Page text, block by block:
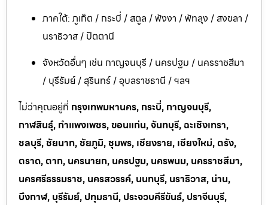
ภาคใต้: ภูเก็ต / กระบี่ / สตูล / พังงา / พัทลุง / สงขลา /
นราธิวาส / ปัตตานี
จังหวัดอื่นๆ เช่น กาญจนบุรี / นครปฐม / นครราชสีมา
/ บุรีรัมย์ / สุรินทร์ / อุบลราชธานี / ฯลฯ
ไม่ว่าคุณอยู่ที่ กรุงเทพมหานคร, กระบี่, กาญจนบุรี,
กาฬสินธุ์, กำแพงเพชร, ขอนแก่น, จันทบุรี, ฉะเชิงเทรา,
ชลบุรี, ชัยนาท, ชัยภูมิ, ชุมพร, เชียงราย, เชียงใหม่, ตรัง,
ตราด, ตาก, นครนายก, นครปฐม, นครพนม, นครราชสีมา,
นครศรีธรรมราช, นครสวรรค์, นนทบุรี, นราธิวาส, น่าน,
บึงกาฬ, บุรีรัมย์, ปทุมธานี, ประจวบคีรีขันธ์, ปราจีนบุรี,